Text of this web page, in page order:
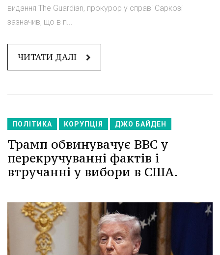
видання The Guardian, прокурор у справі Саркозі
зазначив, що в п...
ЧИТАТИ ДАЛІ
ПОЛІТИКА КОРУПЦІЯ ДЖО БАЙДЕН
Трамп обвинувачує BBC у
перекручуванні фактів і
втручанні у вибори в США.